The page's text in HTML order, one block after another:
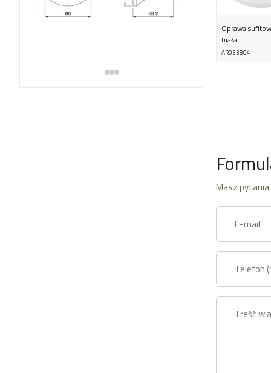
Oprawa
biała
AR033804
Masz pytania